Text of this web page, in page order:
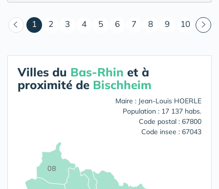
1 (courant)
2 3 4 5 6 7 8 9 10
Villes du Bas-Rhin et à
proximité de Bischheim
Maire : Jean-Louis HOERLE
Population : 17 137 habs.
Code postal : 67800
Code insee : 67043
08